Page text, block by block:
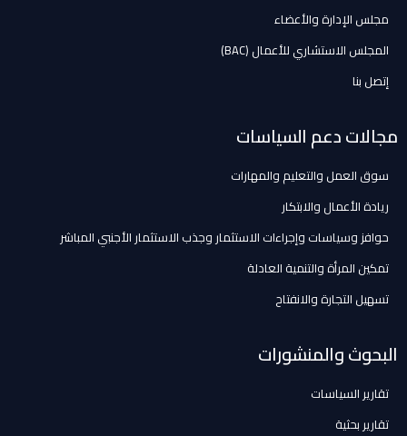
مجلس الإدارة والأعضاء
المجلس الاستشاري للأعمال (BAC)
إتصل بنا
مجالات دعم السياسات
سوق العمل والتعليم والمهارات
ريادة الأعمال والابتكار
حوافز وسياسات وإجراءات الاستثمار وجذب الاستثمار الأجنبي المباشر
تمكين المرأة والتنمية العادلة
تسهيل التجارة والانفتاح
البحوث والمنشورات
تقارير السياسات
تقارير بحثية